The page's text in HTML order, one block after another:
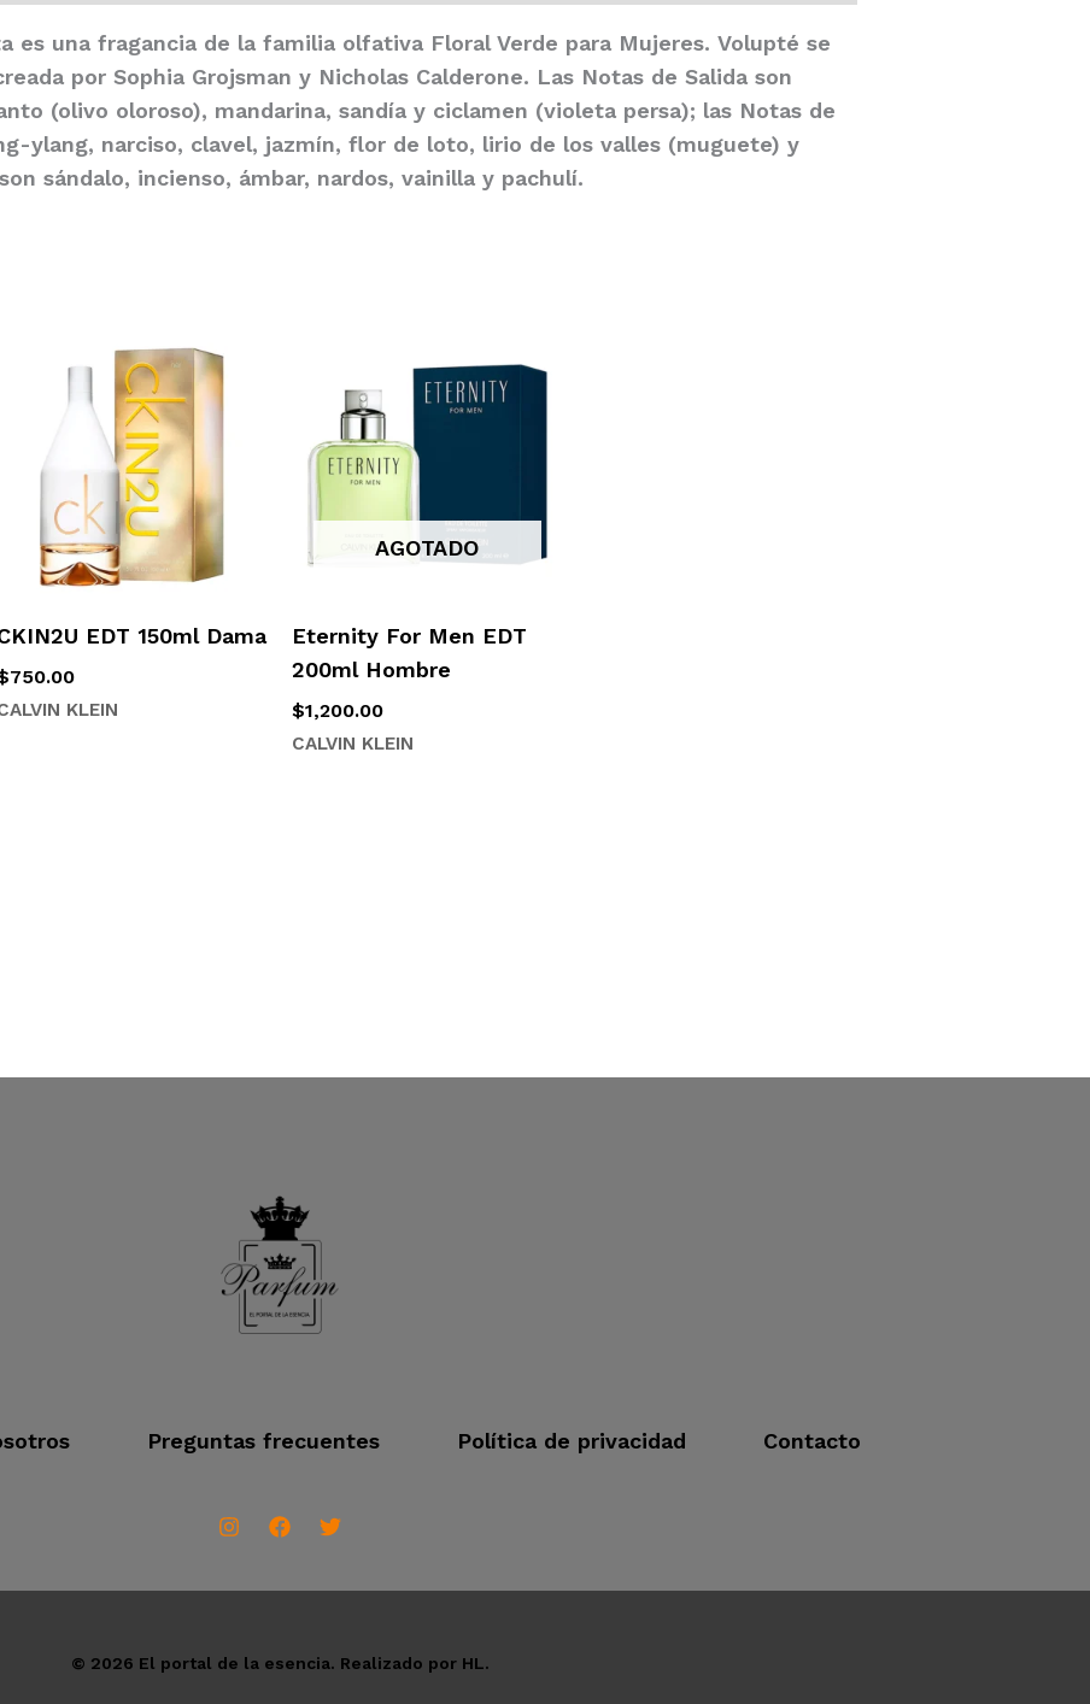
es una fragancia de la familia olfativa Floral Verde para Mujeres.Volupté se
por Sophia Grojsman y Nicholas Calderone. Las Notas de Salida son
(olivo oloroso), mandarina, sandía y ciclamen (violeta persa); las Notas de
ylang, narciso, clavel, jazmín, flor de loto, lirio de los valles (muguete) y
sándalo, incienso, ámbar, nardos, vainilla y pachulí.
EDT 150ml Dama
750.00
KLEIN
AGOTADO
Eternity For Men EDT
200ml Hombre
$1,200.00
CALVIN KLEIN
Preguntas frecuentes Política de privacidad Contacto
© 2026 El portal de la esencia. Realizado por HL.